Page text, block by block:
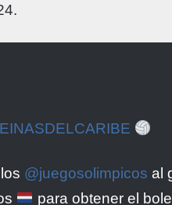
@juegosolimpicos al
para obtener el